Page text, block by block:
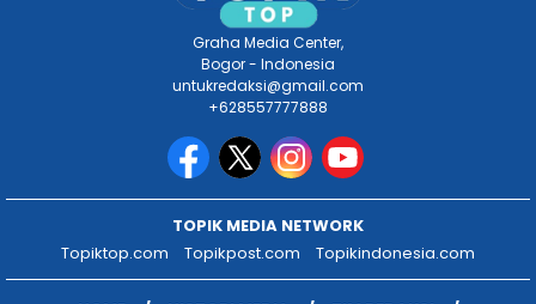
Graha Media Center,
Bogor - Indonesia
untukredaksi@gmail.com
+628557777888
TOPIK MEDIA NETWORK
Topiktop.com
Topikpost.com Topikindonesia.com